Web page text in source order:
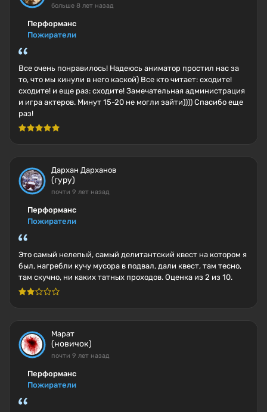
больше 8 лет назад
Перформанс
Пожиратели
Все очень понравилось! Надеюсь аниматор простил нас за
то, что мы кинули в него каской) Все кто читает: сходите!
сходите! и еще раз: сходите! Замечательная администрация
и игра актеров. Минут 15-20 не могли зайти)))) Спасибо еще
раз!
Дархан Дарханов
(гуру)
почти 9 лет назад
Перформанс
Пожиратели
Это самый нелепый, самый делитантский квест на котором я
был, нагребли кучу мусора в подвал, дали квест, там тесно,
там скучно, ни каких татных проходов. Оценка из 2 из 10.
Марат
(новичок)
почти 9 лет назад
Перформанс
Пожиратели